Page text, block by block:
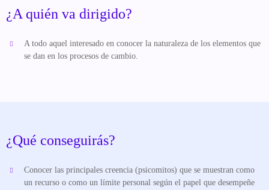
¿A quién va dirigido?
A todo aquel interesado en conocer la naturaleza de los elementos que
se dan en los procesos de cambio.
¿Qué conseguirás?
Conocer las principales creencia (psicomitos) que se muestran como
un recurso o como un límite personal según el papel que desempeñe